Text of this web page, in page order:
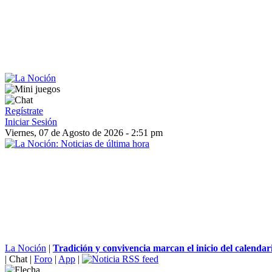
Regístrate
Iniciar Sesión
Viernes, 07 de Agosto de 2026 - 2:51 pm
La Noción | Tradición y convivencia marcan el inicio del
| Chat | Foro | App |